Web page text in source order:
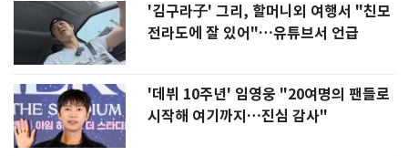
'김구라子' 그리, 할머니외 여행서 "친모
전라도에 잘 있어"…유튜브서 언급
'데뷔 10주년' 임영웅 "20여명의 팬들로
시작해 여기까지…진심 감사"